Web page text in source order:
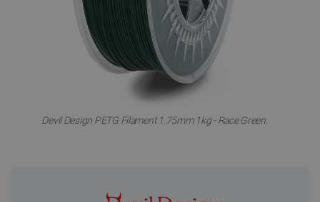
Devil Design PETG Filament 1.75mm 1kg - Race Green.